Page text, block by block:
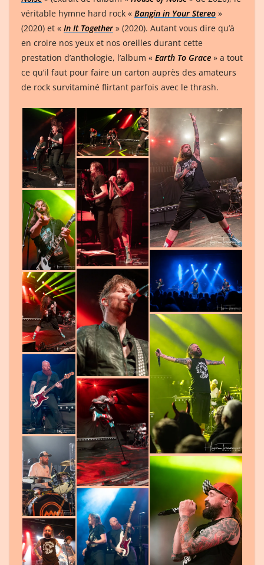
véritable hymne hard rock « Bangin in Your Stereo »
(2020) et « In It Together » (2020). Autant vous dire qu’à
en croire nos yeux et nos oreilles durant cette
prestation d’anthologie, l’album « Earth To Grace » a tout
ce qu’il faut pour faire un carton auprès des amateurs
de rock survitaminé flirtant parfois avec le thrash.